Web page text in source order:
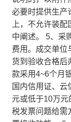
必要时提供生产
上，不允许装
中阐述。 5、采
费用。成交单位
货到验收合格后
款采用4~6个月
国内信用证、
元或低于10万
税发票问题给需